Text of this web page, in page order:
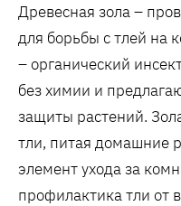
Древесная зола –
для борьбы с тлей на
– органический
без химии и
защиты растений.
тли‚ питая домашние
элемент ухода за
профилактика тли от